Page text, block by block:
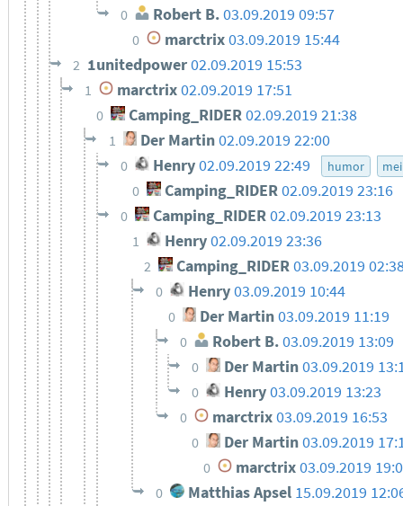
0 Robert B. 03.09.2019 09:57
0 marctrix03.09.2019 15:44
2 1unitedpower02.09.2019 15:53
1 marctrix02.09.2019 17:51
0 Camping_RIDER02.09.2019 21:38
1 Der Martin02.09.2019 22:00
0 Henry 02.09.2019 22:49 humor
0 Camping_RIDER02.09.2019 23:16
0 Camping_RIDER 02.09.2019 23:13
1 Henry02.09.2019 23:36
2 Camping_RIDER03.09.2019
0 Henry03.09.2019 10:44
0 Der Martin03.09.2019 11:19
0 Robert B. 03.09.2019 13:09
0 Der Martin03.09.2019
0 Henry03.09.2019 13:23
0 marctrix 03.09.2019 16:53
0 Der Martin03.09.2019
0 marctrix03.09.2019
0 Matthias Apsel 15.09.2019